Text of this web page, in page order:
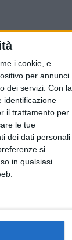
i cookie, e
per annunci
dei servizi. Con la
identificazione
il trattamento per
le tue
dei dati personali
si
in qualsiasi